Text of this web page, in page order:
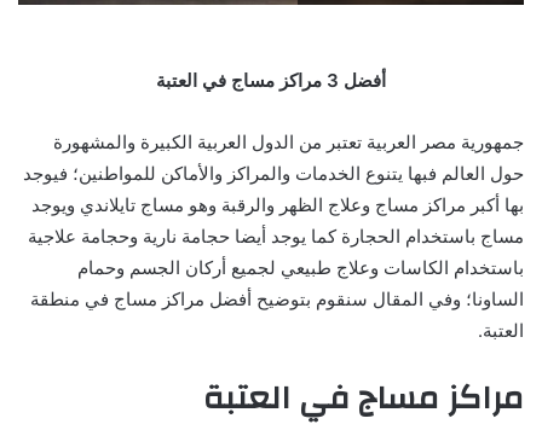
أفضل 3 مراكز مساج في العتبة
جمهورية مصر العربية تعتبر من الدول العربية الكبيرة والمشهورة
حول العالم فبها يتنوع الخدمات والمراكز والأماكن للمواطنين؛ فيوجد
بها أكبر مراكز مساج وعلاج الظهر والرقبة وهو مساج تايلاندي ويوجد
مساج باستخدام الحجارة كما يوجد أيضا حجامة نارية وحجامة علاجية
باستخدام الكاسات وعلاج طبيعي لجميع أركان الجسم وحمام
الساونا؛ وفي المقال سنقوم بتوضيح أفضل مراكز مساج في منطقة
العتبة.
مراكز مساج في العتبة